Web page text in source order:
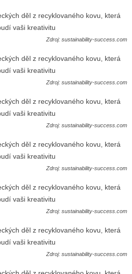
Zdroj: sustainability-success.com
Zdroj: sustainability-success.com
Zdroj: sustainability-success.com
Zdroj: sustainability-success.com
Zdroj: sustainability-success.com
Zdroj: sustainability-success.com